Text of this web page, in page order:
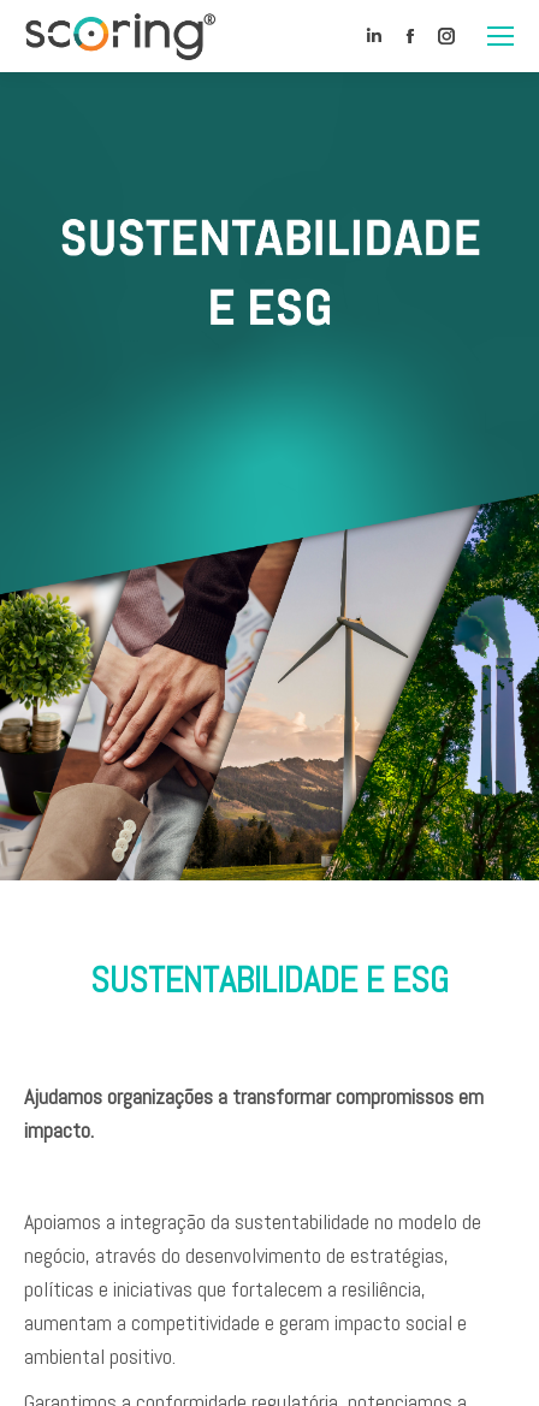
LinkedinFacebook
Instagram
SUSTENTABILIDADE E ESG
Ajudamos organizações a transformar compromissos em
impacto.
Apoiamos a integração da sustentabilidade no modelo de
negócio, através do desenvolvimento de estratégias,
políticas e iniciativas que fortalecem a resiliência,
aumentam a competitividade e geram impacto social e
ambiental positivo.